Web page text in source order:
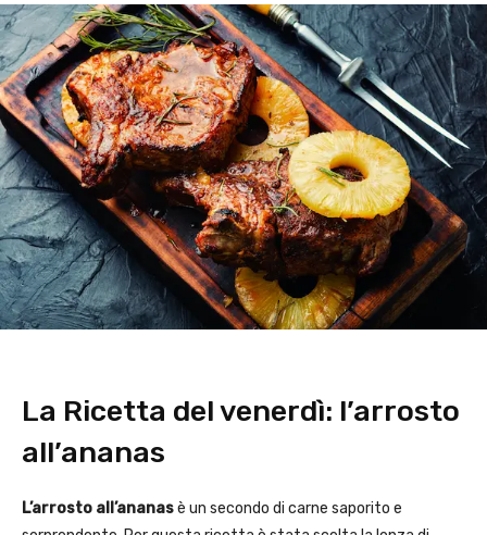
La Ricetta del venerdì: l’arrosto
all’ananas
L’arrosto all’ananasè un secondo di carne saporito e